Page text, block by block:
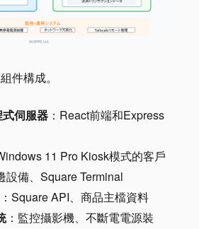
件構成。
伺服器 ：React前端和Express
11 Pro Kiosk模式的客戶
設備、Square Terminal
：Square API、商品主檔資料
：監控攝影機、不斷電電源裝